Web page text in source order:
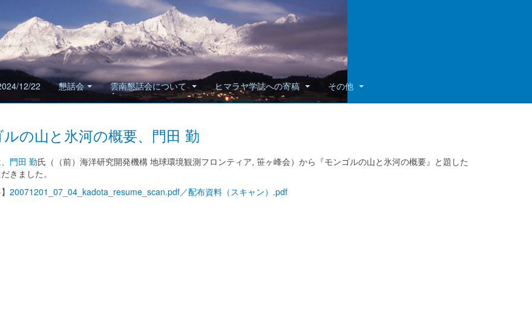
12/22 懇話会 雲南懇話会について ヒマラヤ学誌への寄稿 その他
の山と氷河の概要、門田 勤
門田 勤氏（（前）海洋研究開発機構 地球環境観測フロンティア, 笹ヶ峰会）から『モンゴルの山と氷河の概要』と題した
きました。
20071201_07_04_kadota_resume_scan.pdf／配布資料（スキャン）.pdf